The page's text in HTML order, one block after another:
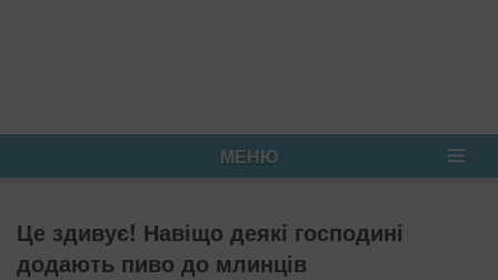
МЕНЮ
Це здивує! Навіщо деякі господині
додають пиво до млинців